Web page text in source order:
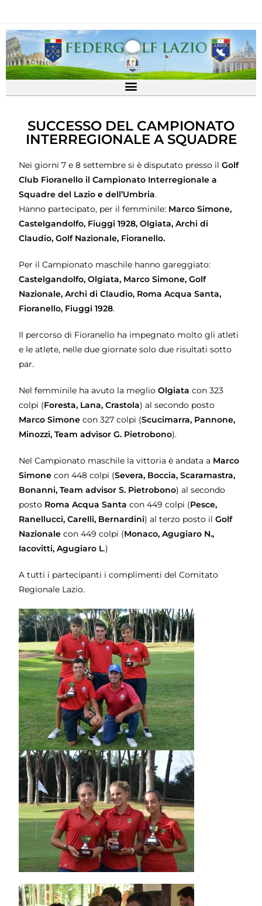
SUCCESSO DEL CAMPIONATO
INTERREGIONALE A SQUADRE
Nei giorni 7 e 8 settembre si è disputato presso ilGolf
Club Fioranello il Campionato Interregionale a
Squadre del Lazio e dell’Umbria.
Hanno partecipato, per il femminile: Marco Simone,
Castelgandolfo, Fiuggi 1928, Olgiata, Archi di
Claudio, Golf Nazionale, Fioranello.
Per il Campionato maschile hanno gareggiato:
Castelgandolfo, Olgiata, Marco Simone, Golf
Nazionale, Archi di Claudio, Roma Acqua Santa,
Fioranello, Fiuggi 1928.
Il percorso di Fioranello ha impegnato molto gli atleti
e le atlete, nelle due giornate solo due risultati sotto
par.
Nel femminile ha avuto la meglioOlgiata con 323
colpi (Foresta, Lana, Crastola) al secondo posto
Marco Simone con 327 colpi (Scucimarra, Pannone,
Minozzi, Team advisor G. Pietrobono).
Nel Campionato maschile la vittoria è andata a Marco
Simone con 448 colpi (Severa, Boccia, Scaramastra,
Bonanni, Team advisor S. Pietrobono) al secondo
posto Roma Acqua Santa con 449 colpi (Pesce,
Ranellucci, Carelli, Bernardini) al terzo posto ilGolf
Nazionale con 449 colpi (Monaco, Agugiaro N.,
Iacovitti, Agugiaro L.)
A tutti i partecipanti i complimenti del Comitato
Regionale Lazio.